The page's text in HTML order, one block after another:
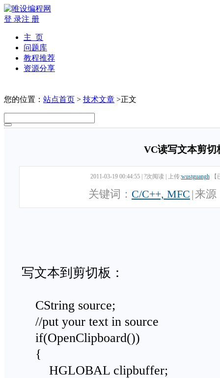
登 录注 册
主 页
问题库
教程推荐
资源分享
您的位置： 站点首页 > 技术文章 >正文
VC读写文本剪切
2011-03-19 00:44:55 ?次阅读 上传:wustguangh
关键词： C/C++, MFC | 来源
写文本到剪切板：
CString source;
//put your text in source
if(OpenClipboard())
{
HGLOBAL clipbuffer;